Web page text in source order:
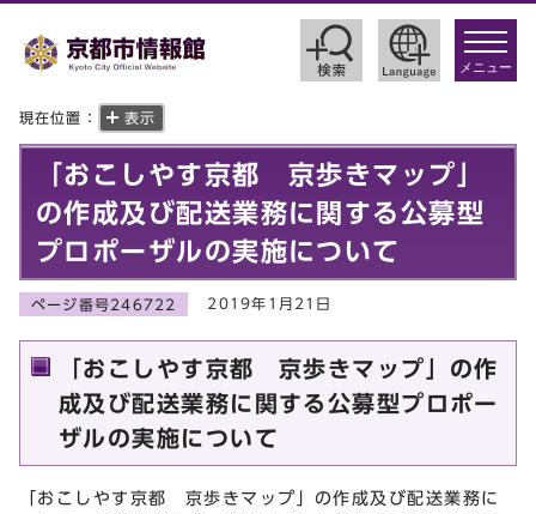
toggle
メニュー
現在位置： 表示
「おこしやす京都 京歩きマップ」
の作成及び配送業務に関する公募型
プロポーザルの実施について
ページ番号246722 2019年1月21日
「おこしやす京都 京歩きマップ」の作
成及び配送業務に関する公募型プロポー
ザルの実施について
「おこしやす京都 京歩きマップ」の作成及び配送業務に